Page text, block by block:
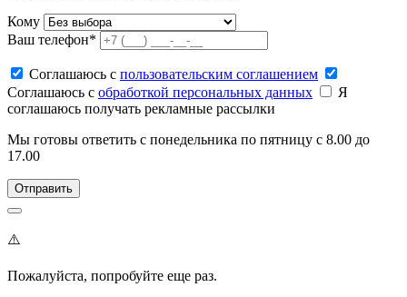
Кому
Ваш телефон*
Соглашаюсь c пользовательским соглашением
Соглашаюсь c обработкой персональных данных
Я
соглашаюсь получать рекламные рассылки
Мы готовы ответить с понедельника по пятницу с 8.00 до
17.00
⚠️
Пожалуйста, попробуйте еще раз.